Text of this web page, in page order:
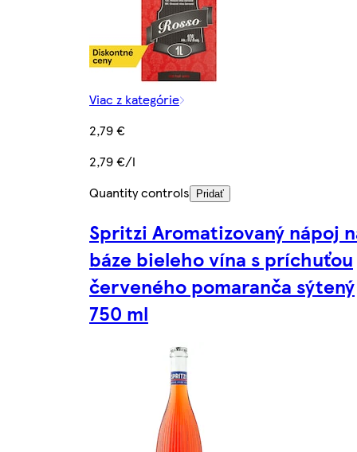
Viac z kategórie
2,79 €
2,79 €/l
Quantity controls
Pridať
Spritzi Aromatizovaný nápoj
báze bieleho vína s príchuťou
červeného pomaranča sýtený
750 ml